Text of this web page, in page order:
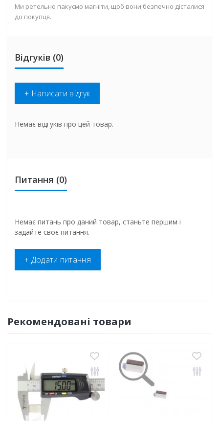
Ми ретельно пакуємо магніти, щоб вони безпечно дісталися
до покупця.
Відгуків (0)
+ Написати відгук
Немає відгуків про цей товар.
Питання (0)
Немає питань про даний товар, станьте першим і
задайте своє питання.
+ Додати питання
Рекомендовані товари